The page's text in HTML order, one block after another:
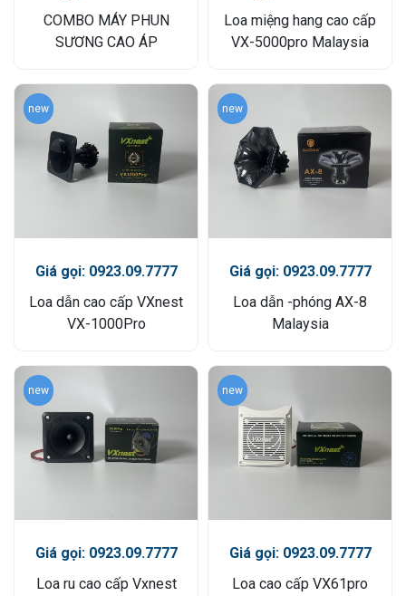
COMBO MÁY PHUN
SƯƠNG CAO ÁP
Loa miệng hang cao cấp
VX-5000pro Malaysia
new
Giá gọi: 0923.09.7777
Loa dẫn cao cấp VXnest
VX-1000Pro
new
Giá gọi: 0923.09.7777
Loa dẫn -phóng AX-8
Malaysia
new
Giá gọi: 0923.09.7777
Loa ru cao cấp Vxnest
new
Giá gọi: 0923.09.7777
Loa cao cấp VX61pro